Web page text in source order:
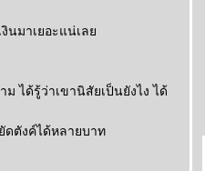
นมาเยอะแน่เล
ได้รู้ว่าเขานิสัยเป็นยังไง ได้
ดตังค์ได้หลายบาท